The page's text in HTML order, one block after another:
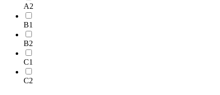
A2
B1
B2
C1
C2